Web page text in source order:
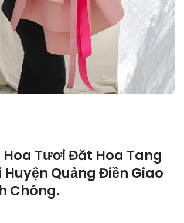
Tươi Đăt Hoa Tang
Huyện Quảng Điền Giao
Chóng.